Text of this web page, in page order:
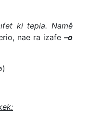
ki tepia. Namê
nae ra izafe–o